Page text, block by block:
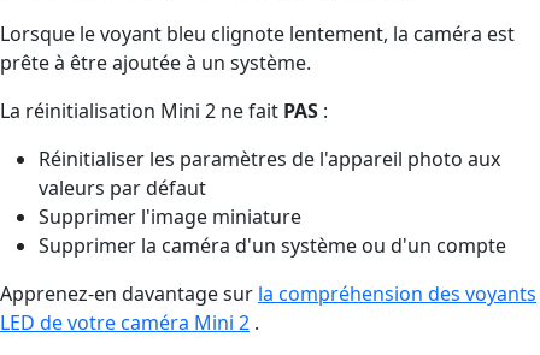
Lorsque le voyant bleu clignote lentement, la caméra est
prête à être ajoutée à un système.
La réinitialisation Mini 2 ne fait PAS :
Réinitialiser les paramètres de l'appareil photo aux
valeurs par défaut
Supprimer l'image miniature
Supprimer la caméra d'un système ou d'un compte
Apprenez-en davantage sur la compréhension des voyants
LED de votre caméra Mini 2 .